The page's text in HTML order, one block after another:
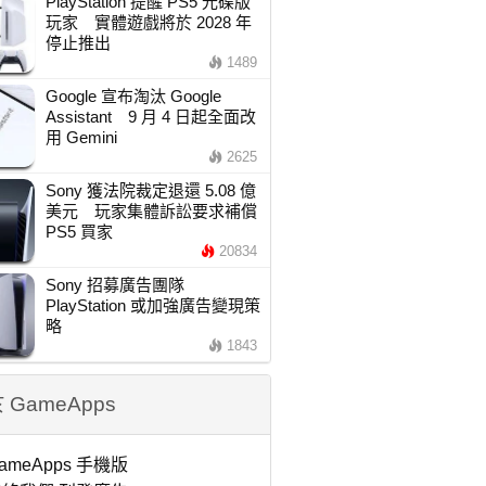
玩家 實體遊戲將於 2028 年
停止推出
1489
Google 宣布淘汰 Google
Assistant 9 月 4 日起全面改
用 Gemini
2625
Sony 獲法院裁定退還 5.08 億
美元 玩家集體訴訟要求補償
PS5 買家
20834
Sony 招募廣告團隊
PlayStation 或加強廣告變現策
略
1843
GameApps
手機版